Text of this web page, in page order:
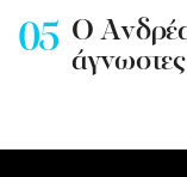
Ο
άγνωστες